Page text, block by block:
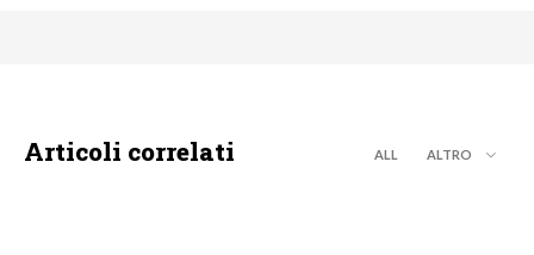
Articoli correlati ALL ALTRO